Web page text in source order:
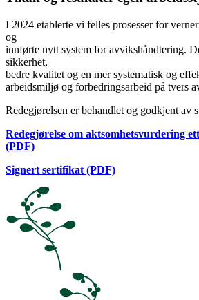
I 2024 etablerte vi felles prosesser for
og
innførte nytt system for avvikshåndtering.
sikkerhet,
bedre kvalitet og en mer systematisk og
arbeidsmiljø og forbedringsarbeid på tvers
Redegjørelsen er behandlet og godkjent av
Redegjørelse om aktsomhetsvurdering
(PDF)
Signert sertifikat (PDF)